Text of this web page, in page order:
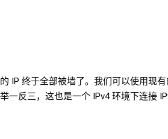
IP 终于全部被墙了。我们可以使用现
一反三，这也是一个 IPv4 环境下连接